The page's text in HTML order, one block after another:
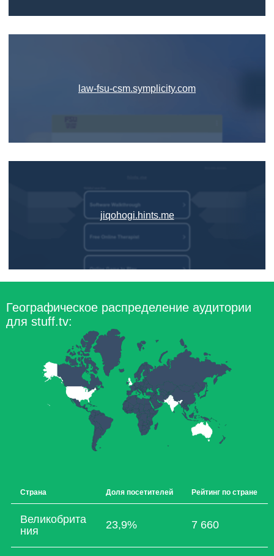
law-fsu-csm.symplicity.com
jiqohogi.hints.me
Географическое распределение аудитории
для stuff.tv:
Страна Доля посетителей Рейтинг по стране
Великобрита
ния
23,9% 7 660